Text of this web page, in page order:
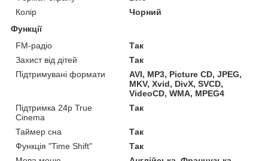
Колір
Чорний
Функції
FM-радіо
Так
Захист від дітей
Так
Підтримувані формати
AVI, MP3, Picture CD, JPEG,
MKV, Xvid, DivX, SVCD,
VideoCD, WMA, MPEG4
Підтримка 24p True
Cinema
Так
Таймер сна
Так
Функція "Time Shift"
Так